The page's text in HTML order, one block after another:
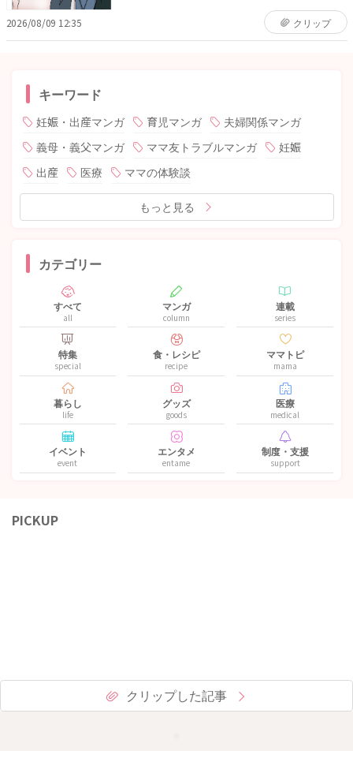
2026/08/09 12:35 クリップ
キーワード
妊娠・出産マンガ 育児マンガ
夫婦関係マンガ
義母・義父マンガ
ママ友トラブルマンガ
妊娠
出産
医療 ママの体験談
もっと見る
カテゴリー
すべて
all
マンガ
column
連載
series
特集
special
食・レシピ
recipe
ママトピ
mama
暮らし
life
グッズ
goods
医療
medical
イベント
event
エンタメ
entame
制度・支援
support
PICKUP
クリップした記事